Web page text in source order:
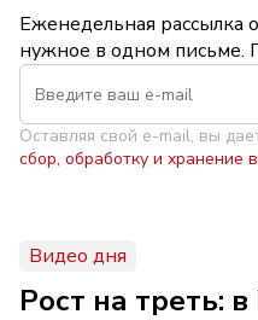
Еженедельная рассылка
нужное в одном письме.
Оставляя свой e-mail, вы
сбор, обработку и
Видео дня
Рост на треть: